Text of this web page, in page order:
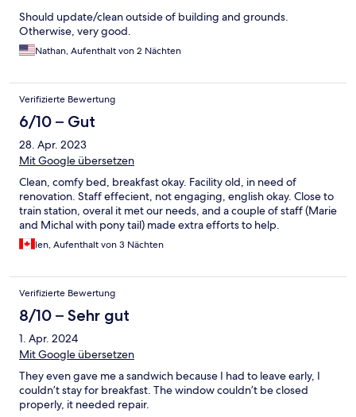
Should update/clean outside of building and grounds.
Otherwise, very good.
Nathan, Aufenthalt von 2 Nächten
Verifizierte Bewertung
6/10 – Gut
28. Apr. 2023
Mit Google übersetzen
Clean, comfy bed, breakfast okay. Facility old, in need of
renovation. Staff effecient, not engaging, english okay. Close to
train station, overal it met our needs, and a couple of staff (Marie
and Michal with pony tail) made extra efforts to help.
len, Aufenthalt von 3 Nächten
Verifizierte Bewertung
8/10 – Sehr gut
1. Apr. 2024
Mit Google übersetzen
They even gave me a sandwich because I had to leave early, I
couldn’t stay for breakfast. The window couldn’t be closed
properly, it needed repair.